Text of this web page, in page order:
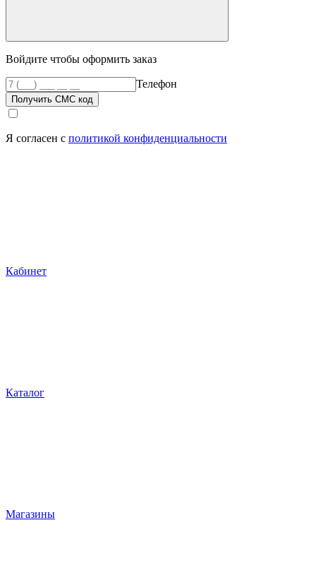
Войдите чтобы оформить заказ
Телефон
Получить СМС код
Я согласен с политикой конфиденциальности
Кабинет
Каталог
Магазины